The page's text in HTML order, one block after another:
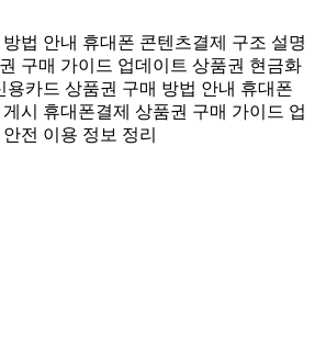
법 안내 휴대폰 콘텐츠결제 구조 설명
구매 가이드 업데이트 상품권 현금화
용카드 상품권 구매 방법 안내 휴대폰
시
휴대폰결제 상품권 구매 가이드 업
전 이용 정보 정리